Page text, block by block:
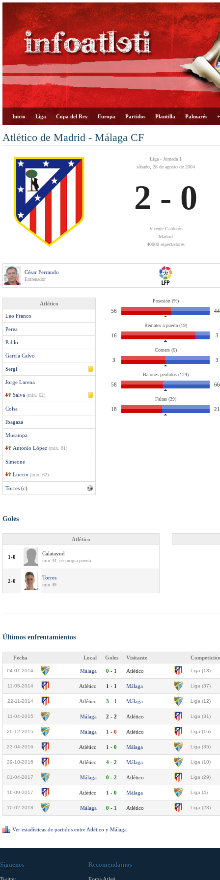
Inicio Liga Copa del Rey Europa Partidos Plantilla Palmarés
Atlético de Madrid - Málaga CF
Liga - Jornada 1
sábado, 28 de agosto de 2004
2 - 0
Vicente Calderón
Madrid
40000 espectadores
César Ferrando
Entrenador
Atlético
Leo Franco
Perea
Pablo
García Calvo
Sergi
Jorge Larena
Salva (min. 62)
Colsa
Ibagaza
Musampa
Antonio López (min. 81)
Simeone
Luccin (min. 62)
Torres (c)
Posesión (%)
56 44
Remates a puerta (19)
16 3
Corners (6)
3 3
Balones perdidos (124)
58 66
Faltas (39)
18 21
Goles
Atlético
1-0
Calatayud
min.44, en propia puerta
2-0
Torres
min.49
Últimos enfrentamientos
Fecha Local Goles Visitante Competición
04-01-2014 Málaga 0 - 1 Atlético Liga (18)
11-05-2014 Atlético 1 - 1 Málaga Liga (37)
22-11-2014 Atlético 3 - 1 Málaga Liga (12)
11-04-2015 Málaga 2 - 2 Atlético Liga (31)
20-12-2015 Málaga 1 - 0 Atlético Liga (16)
23-04-2016 Atlético 1 - 0 Málaga Liga (35)
29-10-2016 Atlético 4 - 2 Málaga Liga (10)
01-04-2017 Málaga 0 - 2 Atlético Liga (29)
16-09-2017 Atlético 1 - 0 Málaga Liga (4)
10-02-2018 Málaga 0 - 1 Atlético Liga (23)
Ver estadísticas de partidos entre Atlético y Málaga
Síguenos Recomendamos